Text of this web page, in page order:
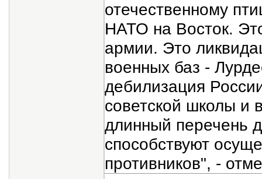
отечественному
НАТО на Восток.
армии. Это
военных баз -
дебилизация
советской школы и
длинный перечень
способствуют
противников", -